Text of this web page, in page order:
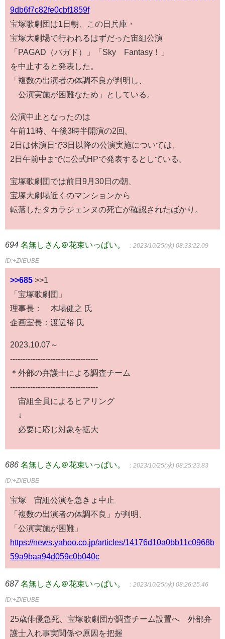
9db6f7c82fe0cbf1859f
宝塚歌劇団は1日朝、この日兵庫・
宝塚大劇場で行われるはずだった宙組公演
「PAGAD（パガド）」「Sky Fantasy！」
を中止すると発表した。
「複数の出演者の体調不良が判明し、
公演実施が困難なため」としている。
公演中止となったのは
午前11時、午後3時半開演の2回。
2日は休演日で3日以降の公演実施については、
2日午前中までに公式HPで発表するとしている。
宝塚歌劇団では前日9月30日の朝、
宝塚大劇場近くのマンションから
転落したタカラジェンヌの死亡が確認されたばかり。
694 名無しさん＠花束いっぱい。 ：2023/10/25(水) 08:33:22.09
ID:+ZliEUBE
>>685 >>1
「宝塚歌劇団」
理事長： 木場健之 氏
企画室長：渡辺裕 氏
2023.10.07～
-----------------------------------
＊外部の弁護士による調査チーム
-----------------------------------
宙組全員によるヒアリング
↓
必要に応じ対象を拡大
686 名無しさん＠花束いっぱい。 ：2023/10/25(水) 08:25:23.83
ID:+ZliEUBE
宝塚 宙組公演を急きょ中止
「複数の出演者の体調不良」が判明、
「公演実施が困難」
https://news.yahoo.co.jp/articles/14176d10a0bb11c0968b
59a9baa94d059c0b040c
687 名無しさん＠花束いっぱい。 ：2023/10/25(水) 08:26:25.46
ID:+ZliEUBE
25歳俳優急死、宝塚歌劇団が調査チーム設置へ 外部弁
護士入れ事実関係や原因を把握